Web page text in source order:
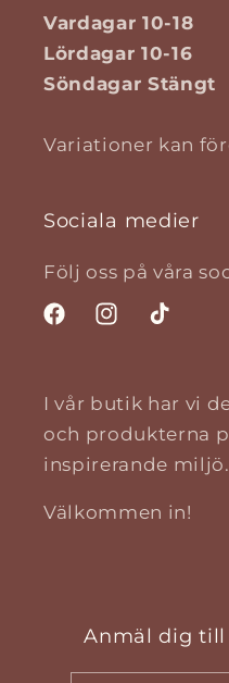
Vardagar 10-18
Lördagar 10-16
Söndagar Stängt
Variationer kan
Sociala medier
Följ oss på våra
FacebookInstagramTikTok
I vår butik har vi
och produkterna
inspirerande miljö.
Välkommen in!
Anmäl dig till